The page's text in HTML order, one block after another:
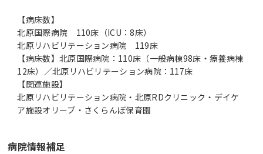
【病床数】
北原国際病院 110床（ICU：8床）
北原リハビリテーション病院 119床
【病床数】北原国際病院：110床（一般病棟98床・療養病棟
12床）／北原リハビリテーション病院：117床
【関連施設】
北原リハビリテーション病院・北原RDクリニック・デイケ
ア施設オリーブ・さくらんぼ保育園
病院情報補足